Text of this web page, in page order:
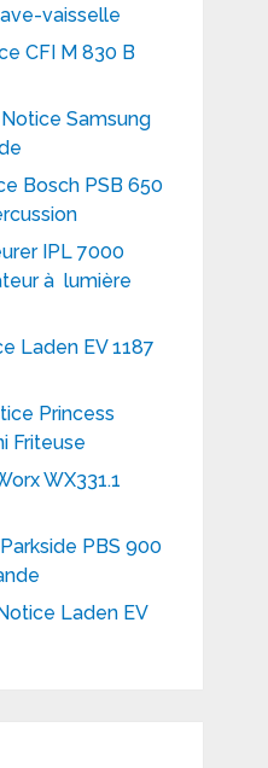
vaisselle
CFI M 830 B
Notice Samsung
Bosch PSB 650
IPL 7000
à lumière
Laden EV 1187
Princess
Friteuse
WX331.1
PBS 900
Notice Laden EV